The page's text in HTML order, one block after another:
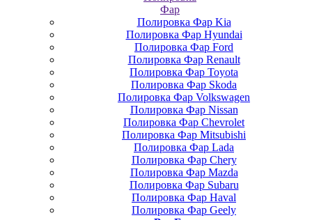
Фар
Полировка Фар Kia
Полировка Фар Hyundai
Полировка Фар Ford
Полировка Фар Renault
Полировка Фар Toyota
Полировка Фар Skoda
Полировка Фар Volkswagen
Полировка Фар Nissan
Полировка Фар Chevrolet
Полировка Фар Mitsubishi
Полировка Фар Lada
Полировка Фар Chery
Полировка Фар Mazda
Полировка Фар Subaru
Полировка Фар Haval
Полировка Фар Geely